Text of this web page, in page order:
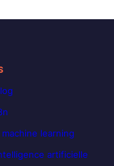
learning
artificielle